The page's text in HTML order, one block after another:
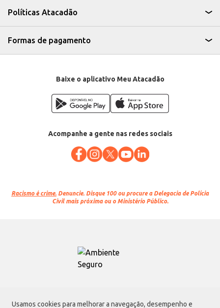
Usamos cookies para melhorar a navegação, desempenho e
Políticas Atacadão
Formas de pagamento
Baixe o aplicativo Meu Atacadão
Acompanhe a gente nas redes sociais
Racismo é crime. Denuncie. Disque 100 ou procure a Delegacia de Polícia
Civil mais próxima ou o Ministério Público.
Atacadão S.A.